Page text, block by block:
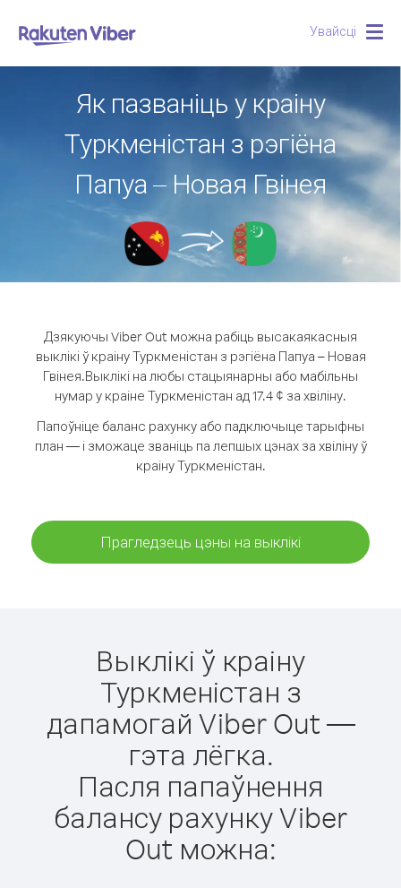
Увайсці
Як пазваніць у краіну
Туркменістан з рэгіёна
Папуа – Новая Гвінея
Дзякуючы Viber Out можна рабіць высакаякасныя
выклікі ў краіну Туркменістан з рэгіёна Папуа – Новая
Гвінея.Выклікі на любы стацыянарны або мабільны
нумар у краіне Туркменістан ад 17.4 ¢ за хвіліну.
Папоўніце баланс рахунку або падключыце тарыфны
план — і зможаце званіць па лепшых цэнах за хвіліну ў
краіну Туркменістан.
Прагледзець цэны на выклікі
Выклікі ў краіну
Туркменістан з
дапамогай Viber Out —
гэта лёгка.
Пасля папаўнення
балансу рахунку Viber
Out можна: